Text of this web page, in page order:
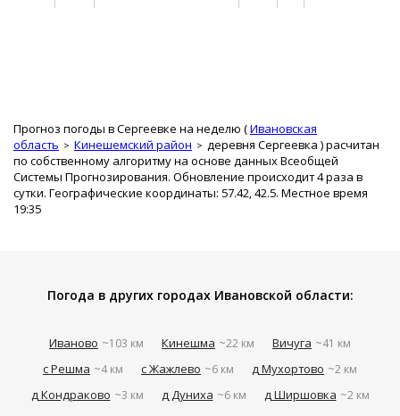
Прогноз погоды в Сергеевке на неделю (Ивановская
область
Кинешемский район деревня Сергеевка ) расчитан
по собственному алгоритму на основе данных Всеобщей
Системы Прогнозирования. Обновление происходит 4 раза в
сутки. Географические координаты: 57.42, 42.5. Местное время
19:35
Погода в других городах Ивановской области:
Иваново ~103 км Кинешма ~22 км Вичуга ~41 км
с Решма ~4 км с Жажлево ~6 км д Мухортово ~2 км
д Кондраково ~3 км д Дуниха ~6 км д Ширшовка ~2 км